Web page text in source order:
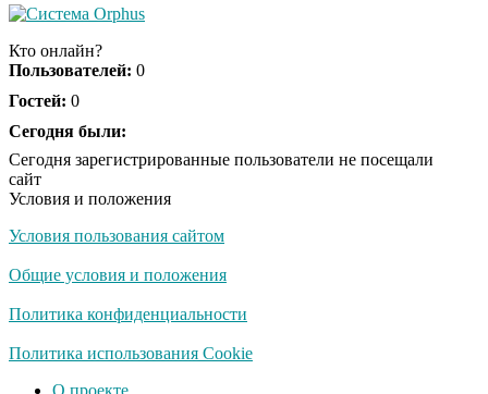
Ржу не переставая, это
Скрытая камера на
люди вытворяют, когда
Ролик длится
смеяться вы будете
Королева вагона
оставит равнодушным
Кто онлайн?
Пользователей: 0
Гостей: 0
Сегодня были:
Сегодня зарегистрированные пользователи не посещали
сайт
Условия и положения
Условия пользования сайтом
Общие условия и положения
Политика конфиденциальности
Политика использования Cookie
О проекте